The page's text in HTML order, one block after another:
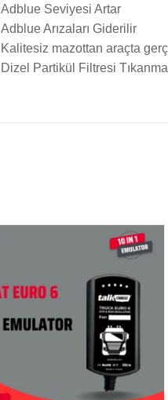
Adblue Seviyesi Artar
Adblue Arızaları Giderilir
Kalitesiz mazottan araçta
Dizel Partikül Filtresi